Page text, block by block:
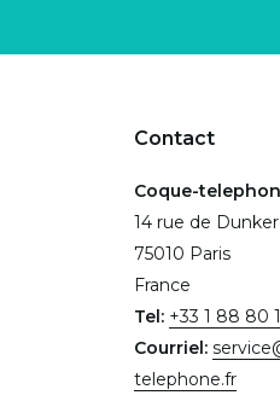
Contact
Coque-
14 rue de
75010 Paris
France
Tel: +33 1 88 80
Courriel:
telephone.fr